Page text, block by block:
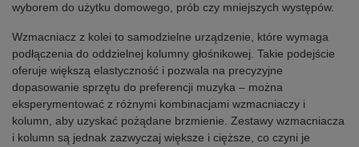
wyborem do użytku domowego, prób czy mniejszych występów.
Wzmacniacz z kolei to samodzielne urządzenie, które wymaga
podłączenia do oddzielnej kolumny głośnikowej. Takie podejście
oferuje większą elastyczność i pozwala na precyzyjne
dopasowanie sprzętu do preferencji muzyka – można
eksperymentować z różnymi kombinacjami wzmacniaczy i
kolumn, aby uzyskać pożądane brzmienie. Zestawy wzmacniacza
i kolumn są jednak zazwyczaj większe i cięższe, co czyni je